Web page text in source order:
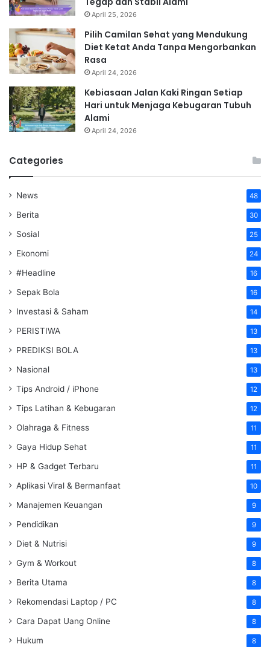
April 25, 2026
Pilih Camilan Sehat yang Mendukung
Diet Ketat Anda Tanpa Mengorbankan
Rasa
April 24, 2026
Kebiasaan Jalan Kaki Ringan Setiap
Hari untuk Menjaga Kebugaran Tubuh
Alami
April 24, 2026
Categories
News 48
Berita 30
Sosial 25
Ekonomi 24
#Headline 16
Sepak Bola 16
Investasi & Saham 14
PERISTIWA 13
PREDIKSI BOLA 13
Nasional 13
Tips Android / iPhone 12
Tips Latihan & Kebugaran 12
Olahraga & Fitness 11
Gaya Hidup Sehat 11
HP & Gadget Terbaru 11
Aplikasi Viral & Bermanfaat 10
Manajemen Keuangan 9
Pendidikan 9
Diet & Nutrisi 9
Gym & Workout 8
Berita Utama 8
Rekomendasi Laptop / PC 8
Cara Dapat Uang Online 8
Hukum 8